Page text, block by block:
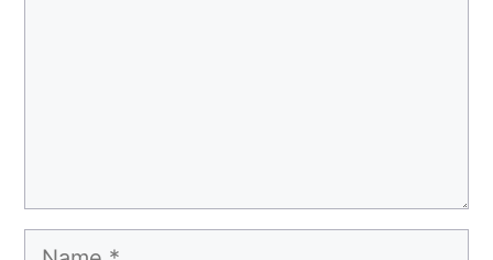
Name